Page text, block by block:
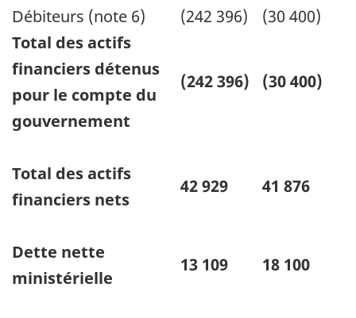
Débiteurs (note 6)
(242 396)
(30 400)
Total des actifs
financiers détenus
pour le compte du
gouvernement
(242 396) (30 400)
Total des actifs
financiers nets
42 929 41 876
Dette nette
ministérielle
13 109 18 100